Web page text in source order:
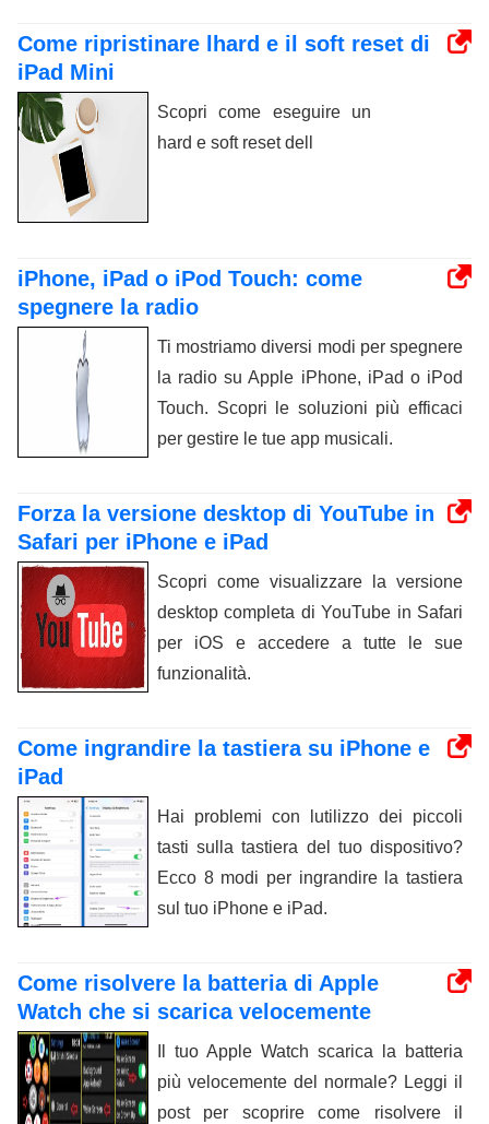
Come ripristinare lhard e il soft reset di
iPad Mini
Scopri come eseguire un
hard e soft reset dell
iPhone, iPad o iPod Touch: come
spegnere la radio
Ti mostriamo diversi modi per spegnere
la radio su Apple iPhone, iPad o iPod
Touch. Scopri le soluzioni più efficaci
per gestire le tue app musicali.
Forza la versione desktop di YouTube in
Safari per iPhone e iPad
Scopri come visualizzare la versione
desktop completa di YouTube in Safari
per iOS e accedere a tutte le sue
funzionalità.
Come ingrandire la tastiera su iPhone e
iPad
Hai problemi con lutilizzo dei piccoli
tasti sulla tastiera del tuo dispositivo?
Ecco 8 modi per ingrandire la tastiera
sul tuo iPhone e iPad.
Come risolvere la batteria di Apple
Watch che si scarica velocemente
Il tuo Apple Watch scarica la batteria
più velocemente del normale? Leggi il
post per scoprire come risolvere il